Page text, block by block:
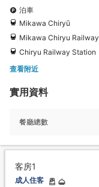
泊車
Mikawa Chiryū
Mikawa Chiryu Railway Station
Chiryu Railway Station
查看附近
實用資料
餐廳總數
客房1
成人住客